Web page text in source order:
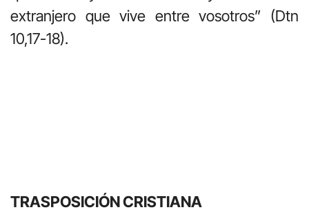
extranjero que vive entre vosotros” (Dtn
10,17-18).
TRASPOSICIÓN CRISTIANA